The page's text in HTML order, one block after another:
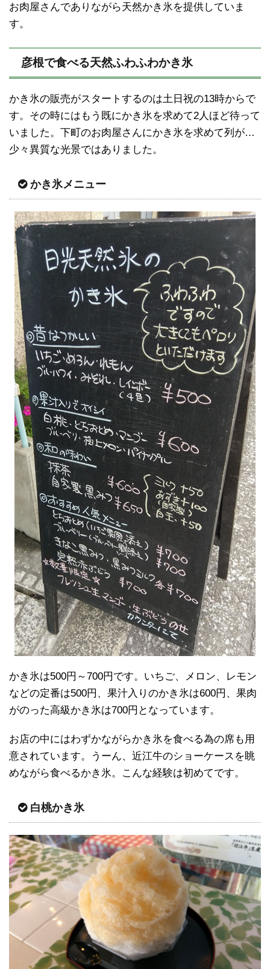
お肉屋さんでありながら天然かき氷を提供していま
す。
彦根で食べる天然ふわふわかき氷
かき氷の販売がスタートするのは土日祝の13時からで
す。その時にはもう既にかき氷を求めて2人ほど待って
いました。下町のお肉屋さんにかき氷を求めて列が…
少々異質な光景ではありました。
かき氷メニュー
かき氷は500円～700円です。いちご、メロン、レモン
などの定番は500円、果汁入りのかき氷は600円、果肉
がのった高級かき氷は700円となっています。
お店の中にはわずかながらかき氷を食べる為の席も用
意されています。うーん、近江牛のショーケースを眺
めながら食べるかき氷。こんな経験は初めてです。
白桃かき氷